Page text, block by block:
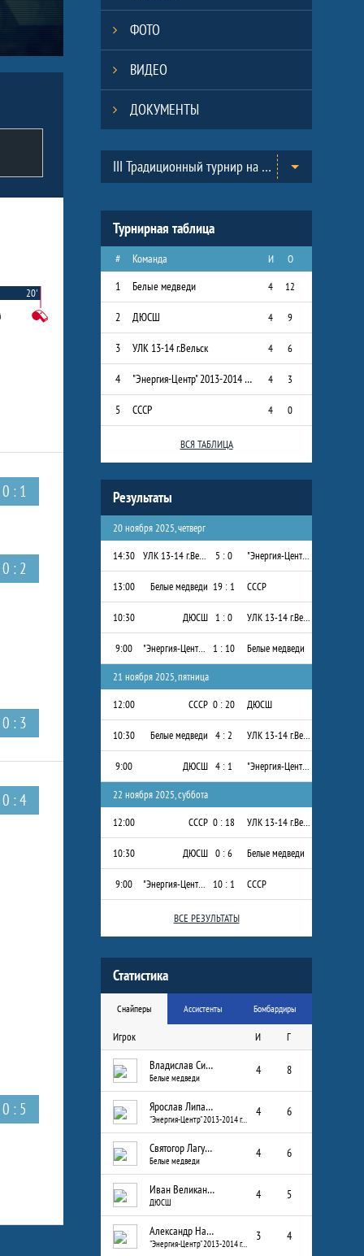
20'
0 : 1
0 : 2
0 : 3
0 : 4
0 : 5
ФОТО
ВИДЕО
ДОКУМЕНТЫ
Таблицы турнира III Традиционный турнир на призы Всероссийского Клуба юных хоккеистов «Золотая шайба» им. А.В. Тарасова в г.Черноголовка. (2013-2014)
Турнирная таблица
# Команда И О
1 Белые медведи 4 12
2 ДЮСШ 4 9
3 УЛК 13-14 г.Вельск 4 6
4 "Энергия-Центр" 2013-2014 г.р. 4 3
5 СССР 4 0
ВСЯ ТАБЛИЦА
Результаты
20 ноября 2025, четверг
14:30
УЛК 13-14 г.Вельск 5 : 0 "Энергия-Центр" 2013-2014 г.р.
13:00 Белые медведи 19 : 1 СССР
10:30 ДЮСШ 1 : 0 УЛК 13-14 г.Вельск
9:00 "Энергия-Центр" 2013-2014 г.р. 1 : 10 Белые медведи
21 ноября 2025, пятница
12:00
СССР 0 : 20 ДЮСШ
10:30 Белые медведи 4 : 2 УЛК 13-14 г.Вельск
9:00 ДЮСШ 4 : 1 "Энергия-Центр" 2013-2014 г.р.
22 ноября 2025, суббота
12:00
СССР 0 : 18 УЛК 13-14 г.Вельск
10:30 ДЮСШ 0 : 6 Белые медведи
9:00 "Энергия-Центр" 2013-2014 г.р. 10 : 1 СССР
ВСЕ РЕЗУЛЬТАТЫ
Статистика
Снайперы Ассистенты Бомбардиры
Игрок И Г
Владислав Сизых 4 8
Белые медведи
Ярослав Липатов 4 6
"Энергия-Центр" 2013-2014 г.р.
Святогор Лагуткин 4 6
Белые медведи
Иван Великанов 4 5
ДЮСШ
Александр Назаров 3 4
"Энергия-Центр" 2013-2014 г.р.